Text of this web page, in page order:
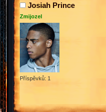
Josiah Prince
Zmijozel
Příspěvků: 1